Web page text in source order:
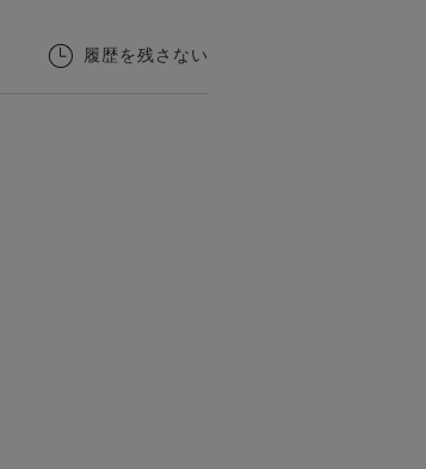
履歴を残さない